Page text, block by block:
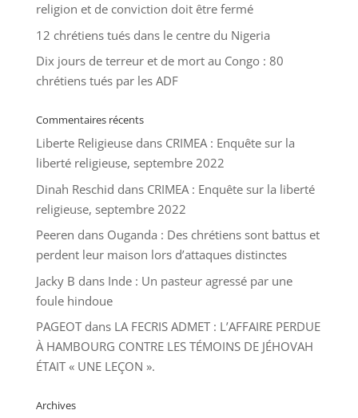
religion et de conviction doit être fermé
12 chrétiens tués dans le centre du Nigeria
Dix jours de terreur et de mort au Congo : 80
chrétiens tués par les ADF
Commentaires récents
Liberte Religieusedans CRIMEA : Enquête sur la
liberté religieuse, septembre 2022
Dinah Reschid dans CRIMEA : Enquête sur la liberté
religieuse, septembre 2022
Peeren dans Ouganda : Des chrétiens sont battus et
perdent leur maison lors d’attaques distinctes
Jacky B dans Inde : Un pasteur agressé par une
foule hindoue
PAGEOTdans LA FECRIS ADMET : L’AFFAIRE PERDUE
À HAMBOURG CONTRE LES TÉMOINS DE JÉHOVAH
ÉTAIT « UNE LEÇON ».
Archives